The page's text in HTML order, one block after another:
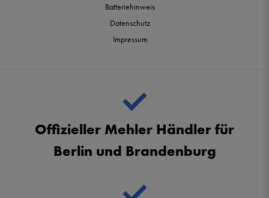
Batteriehinweis
Datenschutz
Impressum
Offizieller Mehler Händler für
Berlin und Brandenburg